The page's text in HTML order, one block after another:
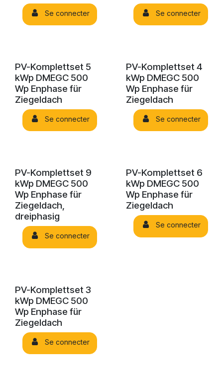
Se connecter Se connecter
PV-Komplettset 5
kWp DMEGC 500
Wp Enphase für
Ziegeldach
Se connecter
PV-Komplettset 4
kWp DMEGC 500
Wp Enphase für
Ziegeldach
Se connecter
PV-Komplettset 9
kWp DMEGC 500
Wp Enphase für
Ziegeldach,
dreiphasig
Se connecter
PV-Komplettset 6
kWp DMEGC 500
Wp Enphase für
Ziegeldach
Se connecter
PV-Komplettset 3
kWp DMEGC 500
Wp Enphase für
Ziegeldach
Se connecter